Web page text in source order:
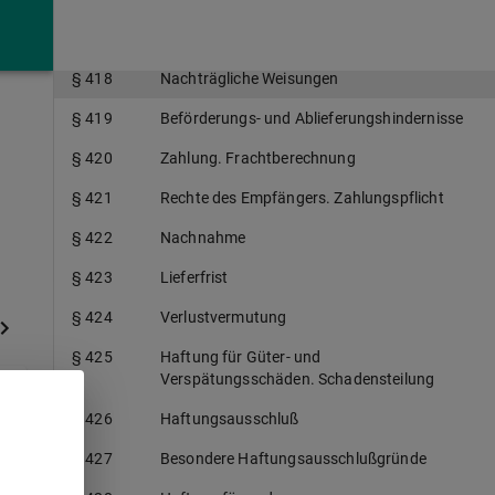
§ 418 Nachträgliche Weisungen
§ 419 Beförderungs- und Ablieferungshindernisse
§ 420 Zahlung. Frachtberechnung
§ 421 Rechte des Empfängers. Zahlungspflicht
§ 422 Nachnahme
§ 423 Lieferfrist
§ 424 Verlustvermutung
§ 425
Haftung für Güter- und
Verspätungsschäden. Schadensteilung
§ 426 Haftungsausschluß
§ 427 Besondere Haftungsausschlußgründe